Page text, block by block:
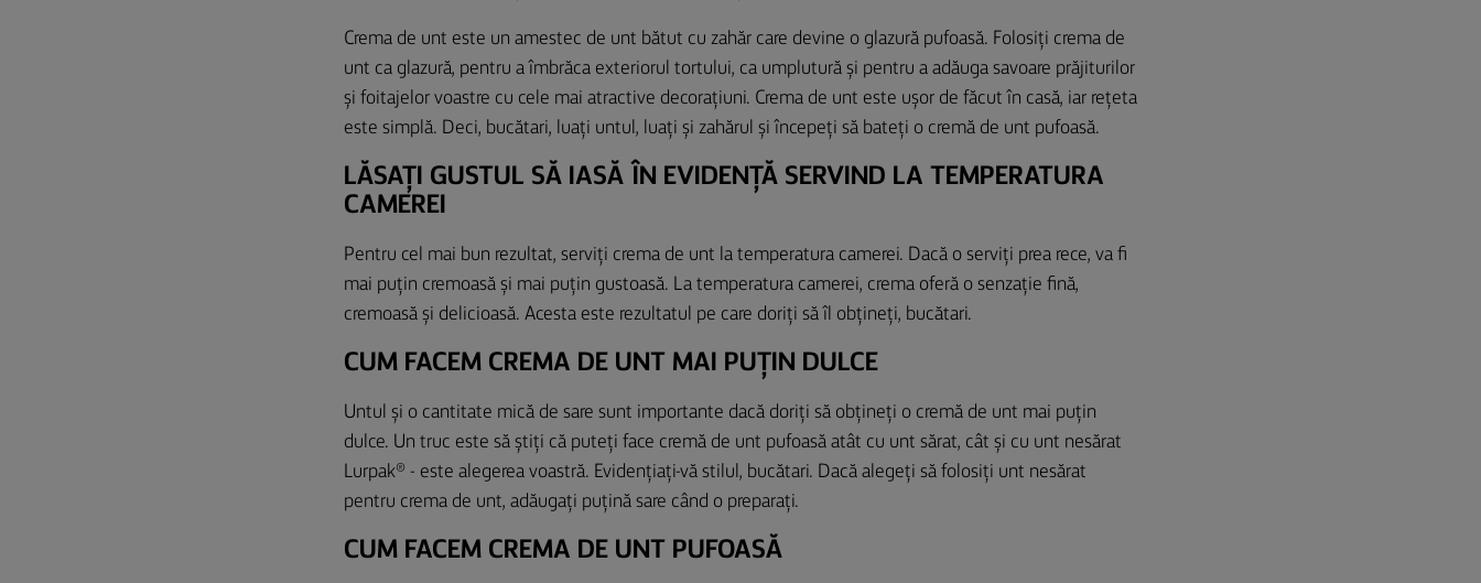
Crema de unt este un amestec de unt bătut cu zahăr care devine o glazură pufoasă. Folosiți crema de
unt ca glazură, pentru a îmbrăca exteriorul tortului, ca umplutură și pentru a adăuga savoare prăjiturilor
și foitajelor voastre cu cele mai atractive decorațiuni. Crema de unt este ușor de făcut în casă, iar rețeta
este simplă. Deci, bucătari, luați untul, luați și zahărul și începeți să bateți o cremă de unt pufoasă.
LĂSAȚI GUSTUL SĂ IASĂ ÎN EVIDENȚĂ SERVIND LA TEMPERATURA
CAMEREI
Pentru cel mai bun rezultat, serviți crema de unt la temperatura camerei. Dacă o serviți prea rece, va fi
mai puțin cremoasă și mai puțin gustoasă. La temperatura camerei, crema oferă o senzație fină,
cremoasă și delicioasă. Acesta este rezultatul pe care doriți să îl obțineți, bucătari.
CUM FACEM CREMA DE UNT MAI PUȚIN DULCE
Untul și o cantitate mică de sare sunt importante dacă doriți să obțineți o cremă de unt mai puțin
dulce. Un truc este să știți că puteți face cremă de unt pufoasă atât cu unt sărat, cât și cu unt nesărat
Lurpak® - este alegerea voastră. Evidențiați-vă stilul, bucătari. Dacă alegeți să folosiți unt nesărat
pentru crema de unt, adăugați puțină sare când o preparați.
CUM FACEM CREMA DE UNT PUFOASĂ